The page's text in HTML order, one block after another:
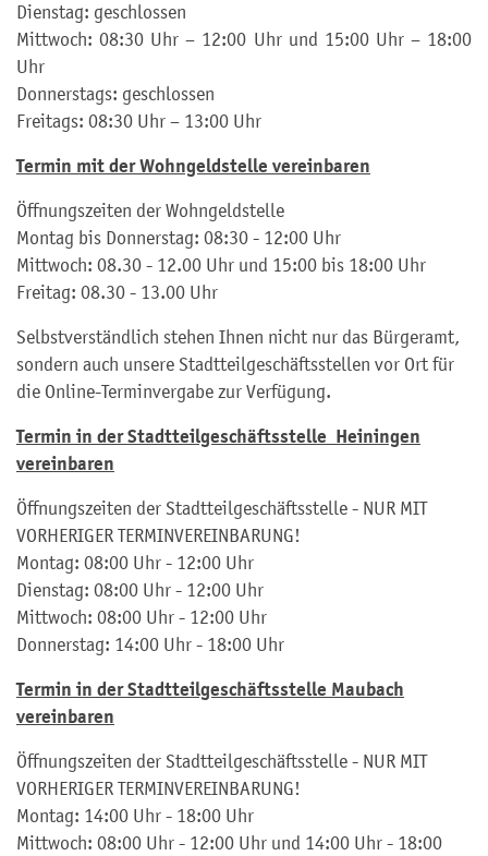
Dienstag: geschlossen
Mittwoch: 08:30 Uhr – 12:00 Uhr und 15:00 Uhr – 18:00
Uhr
Donnerstags: geschlossen
Freitags: 08:30 Uhr – 13:00 Uhr
Termin mit der Wohngeldstelle vereinbaren
Öffnungszeiten der Wohngeldstelle
Montag bis Donnerstag: 08:30 - 12:00 Uhr
Mittwoch: 08.30 - 12.00 Uhr und 15:00 bis 18:00 Uhr
Freitag: 08.30 - 13.00 Uhr
Selbstverständlich stehen Ihnen nicht nur das Bürgeramt,
sondern auch unsere Stadtteilgeschäftsstellen vor Ort für
die Online-Terminvergabe zur Verfügung.
Termin in der Stadtteilgeschäftsstelle Heiningen
vereinbaren
Öffnungszeiten der Stadtteilgeschäftsstelle - NUR MIT
VORHERIGER TERMINVEREINBARUNG!
Montag: 08:00 Uhr - 12:00 Uhr
Dienstag: 08:00 Uhr - 12:00 Uhr
Mittwoch: 08:00 Uhr - 12:00 Uhr
Donnerstag: 14:00 Uhr - 18:00 Uhr
Termin in der Stadtteilgeschäftsstelle Maubach
vereinbaren
Öffnungszeiten der Stadtteilgeschäftsstelle - NUR MIT
VORHERIGER TERMINVEREINBARUNG!
Montag: 14:00 Uhr - 18:00 Uhr
Mittwoch: 08:00 Uhr - 12:00 Uhr und 14:00 Uhr - 18:00